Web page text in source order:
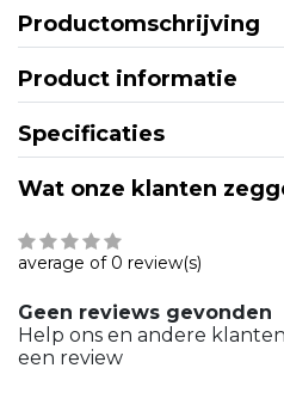
Productomschrijving
Product informatie
Specificaties
Wat onze klanten
average of 0 review(s)
Geen reviews gevonden
Help ons en andere
een review